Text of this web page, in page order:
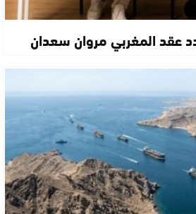
عقد المغربي مروان سعدان